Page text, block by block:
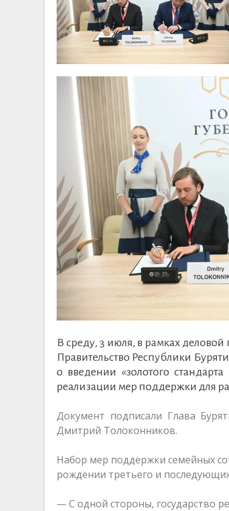
В среду, 3 июля, в рамках
Правительство Республики
о введении «золотого
реализации мер поддержки для
Документ подписали Глава
Дмитрий Толоконников.
Набор мер поддержки семейных
рождении третьего и
— С одной стороны, государство